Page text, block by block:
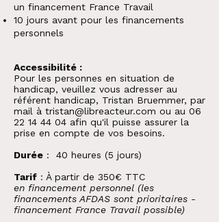
un financement France Travail
10 jours avant pour les financements
personnels
Accessibilité :
Pour les personnes en situation de
handicap, veuillez vous adresser au
référent handicap, Tristan Bruemmer, par
mail à tristan@libreacteur.com ou au 06
22 14 44 04 afin qu'il puisse assurer la
prise en compte de vos besoins.
Durée : 40 heures (5 jours)
Tarif : À partir de 350€ TTC
en financement personnel (les
financements AFDAS sont prioritaires -
financement France Travail possible)